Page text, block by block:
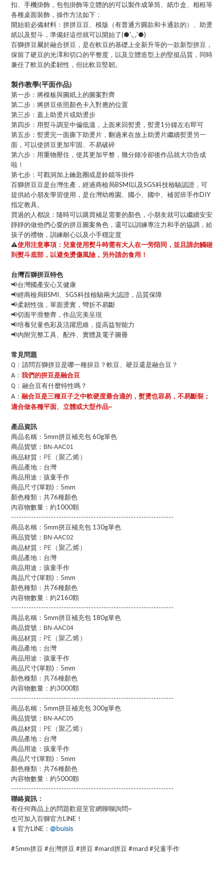
扣、手機掛飾，包包掛飾等立體的的可以製作成筆筒、紙巾盒、相框等
各種桌面裝飾，操作方法如下：
開始前必備材料：拼拼豆豆、模版（有普通方圓款和卡通款的）、助燙
紙以及熨斗，準備好這些就可以開始了(●'◡'●)
百獅拼豆屬於融合拼豆，是在軟豆的基礎上全新升等的一款新型拼豆，
保留了硬豆的光澤和切口的平整度，以及立體造型上的堅挺品質，同時
兼任了軟豆的柔韌性，但比軟豆堅韌。
製作教學(平面作品)
第一步：將模板與圖紙上的圖案對齊
第二步：將拼豆依照顏色卡入對應的位置
第三步：蓋上助燙片或助燙步
第四步：用熨斗調至中偏低溫，上面來回熨燙，熨燙1分鐘左右即可
第五步：熨燙完一面撕下助燙片，翻過來在放上助燙片繼續熨燙另一
面，可以使拼豆更加牢固、不易破碎
第六步：用重物壓住，使其更加平整，幾分鐘冷卻後作品就大功告成
啦！
第七步：可戳洞加上鑰匙圈或是鈴鐺等掛件
百獅拼豆豆是台灣生產，經過商檢局BSMI以及SGS科技檢驗認證，可
提供給小朋友學習使用，是台灣幼稚園、國小、國中、補習班手作DIY
指定教具。
買過的人都說：隨時可以購買補足需要的顏色，小朋友就可以繼續安安
靜靜的做他們心愛的拼豆圖案角色，還可以訓練專注力和手的協調，給
孩子的禮物，訓練耐心以及小手穩定度
⚠使用注意事項：兒童使用熨斗時需有大人在一旁陪同，並且請勿觸碰
到熨斗底部，以避免燙傷風險，另外請勿食用！
台灣百獅拼豆特色
📢台灣國產安心又健康
📢經商檢局BSMI、SGS科技檢驗兩大認證，品質保障
📢柔韌性強，單面燙實，彎折不易斷
📢切面平滑整齊，作品完美呈現
📢培養兒童色彩及活躍思維，提高益智能力
📢內附完整工具、配件、實體及電子圖冊
常見問題
Q： 請問百獅拼豆是哪一種拚豆？軟豆、硬豆還是融合豆？
A： 我們的拼豆是融合豆
Q： 融合豆有什麼特性嗎？
A： 融合豆是三種豆子之中軟硬度最合適的，熨燙也容易，不易斷裂；
適合做各種平面、立體或大型作品~
產品資訊
商品名稱：5mm拼豆補充包 60g單色
商品貨號： BN-AAC01
商品材質： PE（聚乙烯）
商品產地：台灣
商品用途：孩童手作
商品尺寸(單顆)：5mm
顏色種類：共76種顏色
內容物數量：約1000顆
-----------------------------------------------------------------
商品名稱：5mm拼豆補充包 130g單色
商品貨號： BN-AAC02
商品材質： PE（聚乙烯）
商品產地：台灣
商品用途：孩童手作
商品尺寸(單顆)：5mm
顏色種類：共76種顏色
內容物數量：約2160顆
-----------------------------------------------------------------
商品名稱：5mm拼豆補充包 180g單色
商品貨號： BN-AAC04
商品材質： PE（聚乙烯）
商品產地：台灣
商品用途：孩童手作
商品尺寸(單顆)：5mm
顏色種類：共76種顏色
內容物數量：約3000顆
-----------------------------------------------------------------
商品名稱：5mm拼豆補充包 300g單色
商品貨號： BN-AAC05
商品材質： PE（聚乙烯）
商品產地：台灣
商品用途：孩童手作
商品尺寸(單顆)：5mm
顏色種類：共76種顏色
內容物數量：約5000顆
-----------------------------------------------------------------
聯絡資訊：
有任何商品上的問題歡迎至官網聊聊詢問~
也可加入百獅官方LINE！
📱官方LINE： @buisis
#5mm拼豆 #台灣拼豆 #拼豆 #mard拼豆 #mard #兒童手作